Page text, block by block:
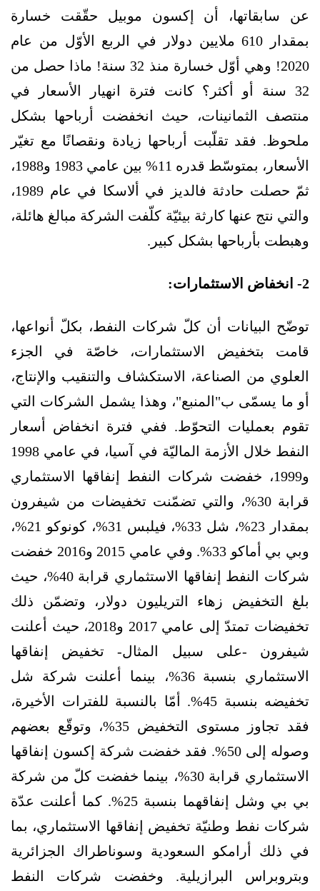
عن سابقاتها، أن إكسون موبيل حقّقت خسارة
بمقدار 610 ملايين دولار في الربع الأوّل من عام
2020! وهي أوّل خسارة منذ 32 سنة! ماذا حصل من
32 سنة أو أكثر؟ كانت فترة انهيار الأسعار في
منتصف الثمانينات، حيث انخفضت أرباحها بشكل
ملحوظ. فقد تقلّبت أرباحها زيادة ونقصانًا مع تغيّر
الأسعار، بمتوسّط قدره 11% بين عامي 1983 و1988،
ثمّ حصلت حادثة فالديز في ألاسكا في عام 1989،
والتي نتج عنها كارثة بيئيّة كلّفت الشركة مبالغ هائلة،
وهبطت بأرباحها بشكل كبير.
2- انخفاض الاستثمارات:
توضّح البيانات أن كلّ شركات النفط، بكلّ أنواعها،
قامت بتخفيض الاستثمارات، خاصّة في الجزء
العلوي من الصناعة، الاستكشاف والتنقيب والإنتاج،
أو ما يسمّى ب"المنبع"، وهذا يشمل الشركات التي
تقوم بعمليات التحوّط. ففي فترة انخفاض أسعار
النفط خلال الأزمة الماليّة في آسيا، في عامي 1998
و1999، خفضت شركات النفط إنفاقها الاستثماري
قرابة 30%، والتي تضمّنت تخفيضات من شيفرون
بمقدار 23%، شل 33%، فيلبس 31%، كونوكو 21%،
وبي بي أماكو 33%. وفي عامي 2015 و2016 خفضت
شركات النفط إنفاقها الاستثماري قرابة 40%، حيث
بلغ التخفيض زهاء التريليون دولار، وتضمّن ذلك
تخفيضات تمتدّ إلى عامي 2017 و2018، حيث أعلنت
شيفرون -على سبيل المثال- تخفيض إنفاقها
الاستثماري بنسبة 36%، بينما أعلنت شركة شل
تخفيضه بنسبة 45%. أمّا بالنسبة للفترات الأخيرة،
فقد تجاوز مستوى التخفيض 35%، وتوقّع بعضهم
وصوله إلى 50%. فقد خفضت شركة إكسون إنفاقها
الاستثماري قرابة 30%، بينما خفضت كلّ من شركة
بي بي وشل إنفاقهما بنسبة 25%. كما أعلنت عدّة
شركات نفط وطنيّة تخفيض إنفاقها الاستثماري، بما
في ذلك أرامكو السعودية وسوناطراك الجزائرية
وبتروبراس البرازيلية. وخفضت شركات النفط